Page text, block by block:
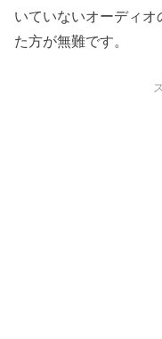
いていないオーディオ
た方が無難です。